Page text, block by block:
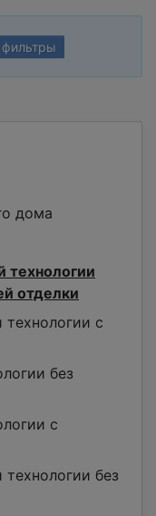
дома
технологии
отделки
с
без
с
без